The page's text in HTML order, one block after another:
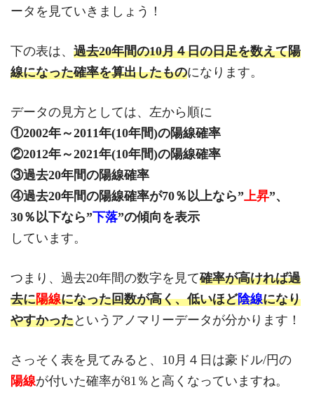
ータを見ていきましょう！
下の表は、 過去20年間の10月４日の日足を数えて陽
線になった確率を算出したものになります。
データの見方としては、左から順に
①2002年～2011年(10年間)の陽線確率
②2012年～2021年(10年間)の陽線確率
③過去20年間の陽線確率
④過去20年間の陽線確率が70％以上なら”上昇”、
30％以下なら”下落”の傾向を表示
しています。
つまり、過去20年間の数字を見て確率が高ければ過
去に陽線になった回数が高く、低いほど陰線になり
やすかったというアノマリーデータが分かります！
さっそく表を見てみると、10月４日は豪ドル/円の
陽線が付いた確率が81％と高くなっていますね。